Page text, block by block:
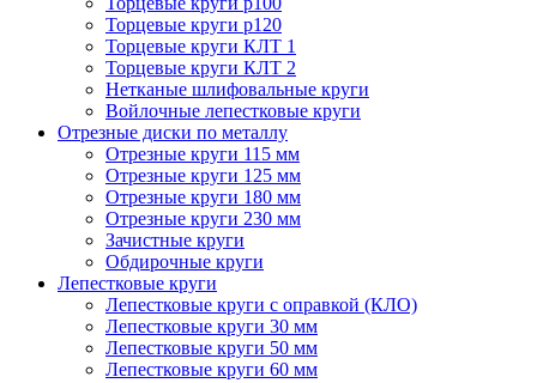
Торцевые круги p120
Торцевые круги КЛТ 1
Торцевые круги КЛТ 2
Нетканые шлифовальные круги
Войлочные лепестковые круги
Отрезные диски по металлу
Отрезные круги 115 мм
Отрезные круги 125 мм
Отрезные круги 180 мм
Отрезные круги 230 мм
Зачистные круги
Обдирочные круги
Лепестковые круги
Лепестковые круги с оправкой (КЛО)
Лепестковые круги 30 мм
Лепестковые круги 50 мм
Лепестковые круги 60 мм